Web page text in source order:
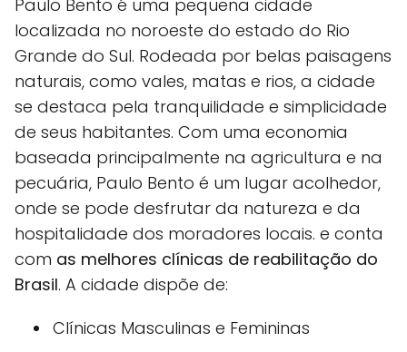
Paulo Bento é uma pequena cidade
localizada no noroeste do estado do Rio
Grande do Sul. Rodeada por belas paisagens
naturais, como vales, matas e rios, a cidade
se destaca pela tranquilidade e simplicidade
de seus habitantes. Com uma economia
baseada principalmente na agricultura e na
pecuária, Paulo Bento é um lugar acolhedor,
onde se pode desfrutar da natureza e da
hospitalidade dos moradores locais. e conta
com as melhores clínicas de reabilitação do
Brasil. A cidade dispõe de:
Clínicas Masculinas e Femininas